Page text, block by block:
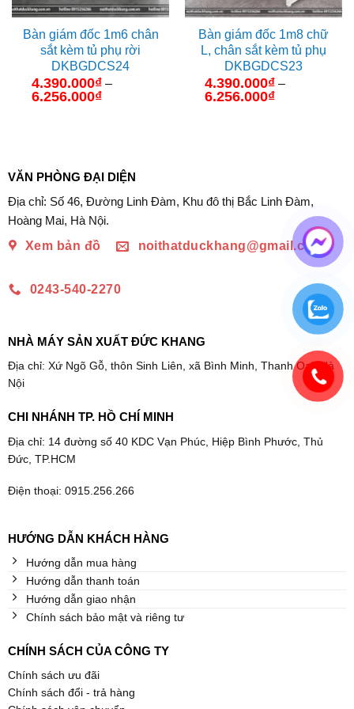
Bàn giám đốc 1m6 chân
sắt kèm tủ phụ rời
DKBGDCS24
4.390.000₫ –
6.256.000₫Khoảng
Bàn giám đốc 1m8 chữ
L, chân sắt kèm tủ phụ
DKBGDCS23
4.390.000₫ –
6.256.000₫Khoảng
VĂN PHÒNG ĐẠI DIỆN
Địa chỉ: Số 46, Đường Linh Đàm, Khu đô thị Bắc Linh Đàm,
Hoàng Mai, Hà Nội.
Xem bản đồ
noithatduckhang@gmail.com
0243-540-2270
NHÀ MÁY SẢN XUẤT ĐỨC KHANG
Địa chỉ: Xứ Ngõ Gỗ, thôn Sinh Liên, xã Bình Minh, Thanh Oai, Hà
Nội
CHI NHÁNH TP. HỒ CHÍ MINH
Địa chỉ: 14 đường số 40 KDC Vạn Phúc, Hiệp Bình Phước, Thủ
Đức, TP.HCM
Điện thoại: 0915.256.266
HƯỚNG DẪN KHÁCH HÀNG
Hướng dẫn mua hàng
Hướng dẫn thanh toán
Hướng dẫn giao nhận
Chính sách bảo mật và riêng tư
CHÍNH SÁCH CỦA CÔNG TY
Chính sách ưu đãi
Chính sách đổi - trả hàng